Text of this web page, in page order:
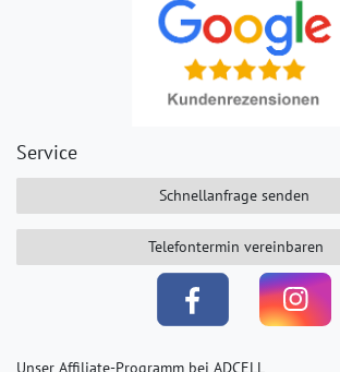
Service
Schnellanfrage senden
Telefontermin vereinbaren
Unser Affiliate-Programm bei ADCELL